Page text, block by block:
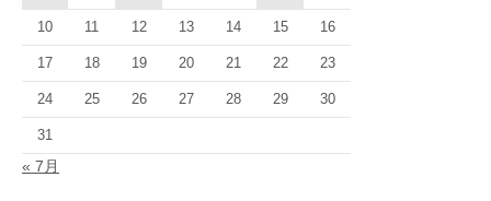
10 11 12 13 14 15 16
17 18 19 20 21 22 23
24 25 26 27 28 29 30
31
« 7月